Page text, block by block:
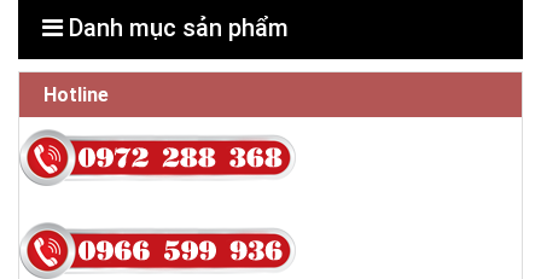
Danh mục sản phẩm
Hotline